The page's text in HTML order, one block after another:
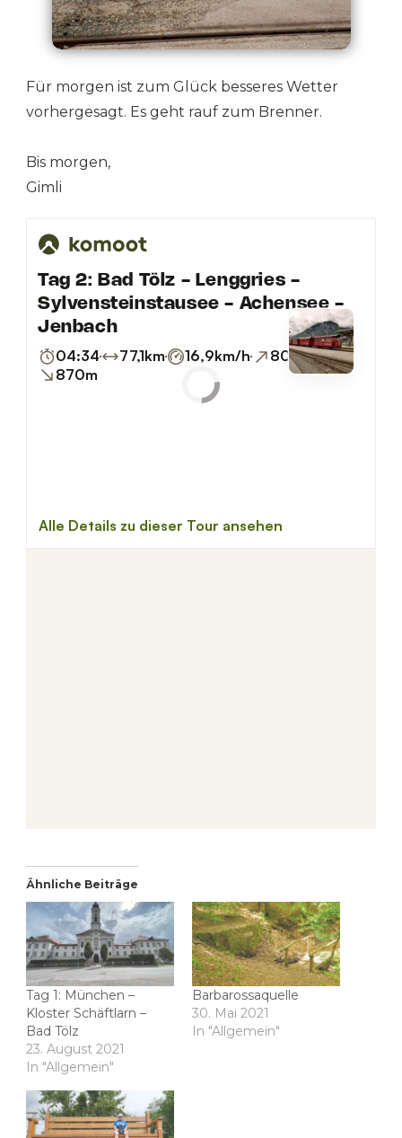
Für morgen ist zum Glück besseres Wetter
vorhergesagt. Es geht rauf zum Brenner.
Bis morgen,
Gimli
Ähnliche Beiträge
Tag 1: München –
Kloster Schäftlarn –
Bad Tölz
23. August 2021
In "Allgemein"
Barbarossaquelle
30. Mai 2021
In "Allgemein"